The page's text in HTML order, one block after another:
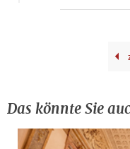
Das könnte Sie